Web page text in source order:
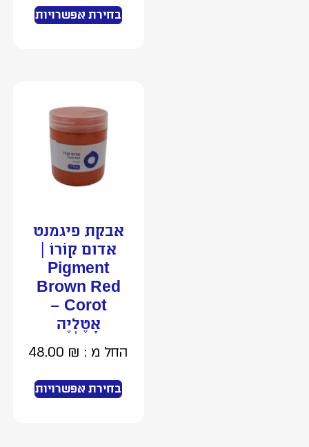
בחירת אפשרויות
אבקת פיגמנט
אדום קוֹרוֹ |
Pigment
Brown Red
Corot –
אָטֶלְיֶה
החל מ : 48.00₪
בחירת אפשרויות